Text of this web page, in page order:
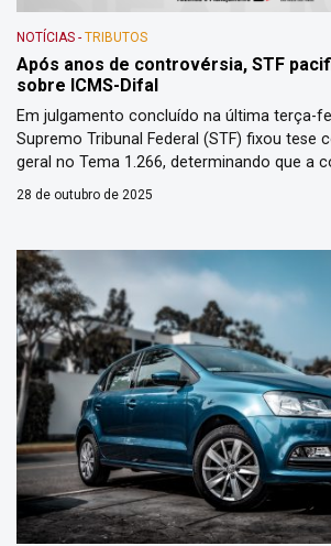
NOTÍCIAS - TRIBUTOS
Após anos de controvérsia, STF
sobre ICMS-Difal
Em julgamento concluído na última terça-
Supremo Tribunal Federal (STF) fixou tese
geral no Tema 1.266, determinando que a
com diferencial de alíquota (Difal) nas
os efeitos da decisão. O […]
28 de outubro de 2025